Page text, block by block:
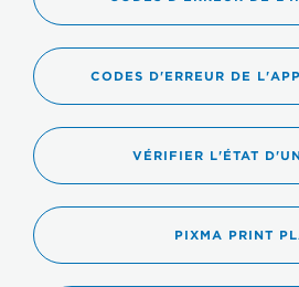
CODES D'ERREUR DE
VÉRIFIER L'ÉTAT
PIXMA PRINT